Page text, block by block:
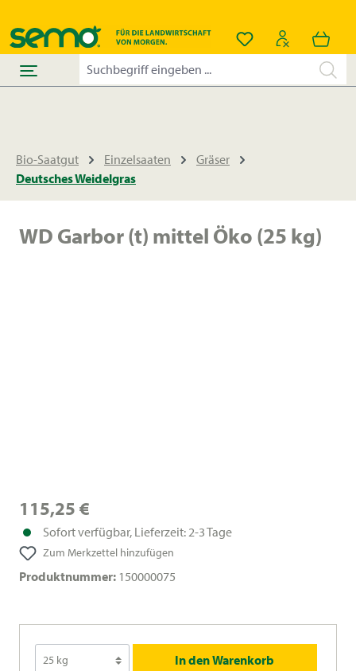
Du hast 0
Bio-Saatgut Einzelsaaten
Gräser
Deutsches Weidelgras
WD Garbor (t) mittel Öko (25 kg)
115,25 €
Sofort verfügbar, Lieferzeit: 2-3 Tage
Zum Merkzettel hinzufügen
Produktnummer: 150000075
In den Warenkorb